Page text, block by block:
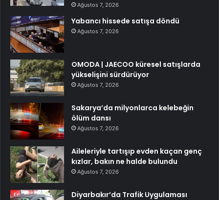
Ağustos 7, 2026
Yabancı hissede satışa döndü
Ağustos 7, 2026
OMODA | JAECOO küresel satışlarda
yükselişini sürdürüyor
Ağustos 7, 2026
Sakarya’da milyonlarca kelebeğin
ölüm dansı
Ağustos 7, 2026
Aileleriyle tartışıp evden kaçan genç
kızlar, bakın ne halde bulundu
Ağustos 7, 2026
Diyarbakır’da Trafik Uygulaması